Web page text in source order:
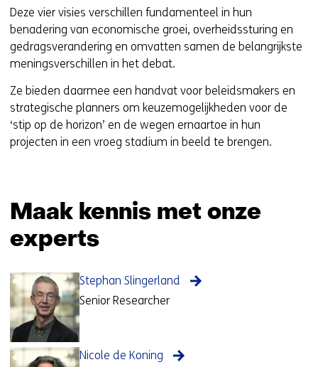
i
e
u
w
e
n
s
t
Deze vier visies verschillen fundamenteel in hun
benadering van economische groei, overheidssturing en
gedragsverandering en omvatten samen de belangrijkste
meningsverschillen in het debat.
Ze bieden daarmee een handvat voor beleidsmakers en
strategische planners om keuzemogelijkheden voor de
‘stip op de horizon’ en de wegen ernaartoe in hun
projecten in een vroeg stadium in beeld te brengen.
Maak kennis met onze
experts
Stephan Slingerland
Senior Researcher
Nicole de Koning